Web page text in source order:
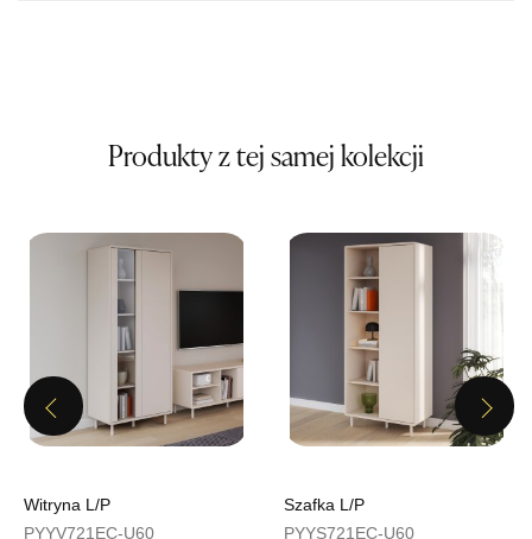
899,00 zł
SALON MEBLOWY MEBLOSTYL
Salon meblowy
UL.PIONIERÓW 44
66-600 KROSNO ODRZAŃSKIE
Nr tel.
508100164
Adres e-mail:meblostyl01@op.pl
Godziny otwarcia
Produkty z tej samej kolekcji
Previous
Witryna L/P
PYYV721EC-U60
Szafka L/P
PYYS721EC-U60
Next